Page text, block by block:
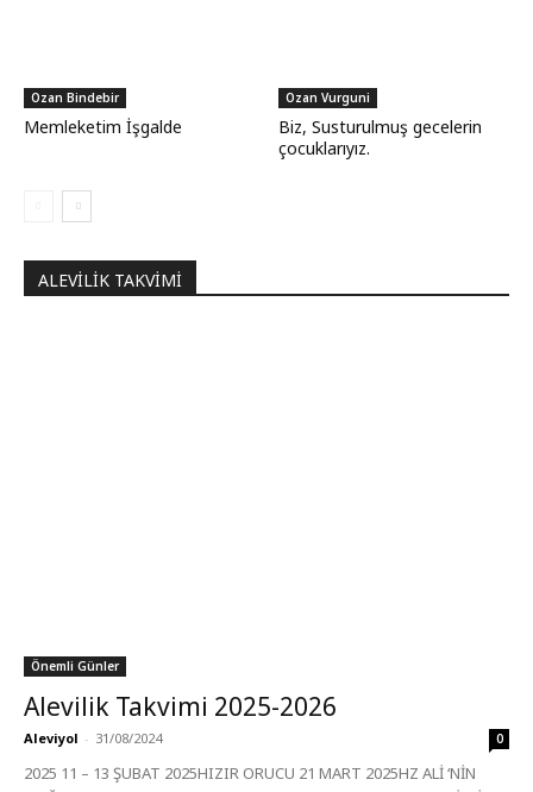
Ozan Bindebir
Memleketim İşgalde
Ozan Vurguni
Biz, Susturulmuş gecelerin
çocuklarıyız.
ALEVILIK TAKVIMI
Önemli Günler
Alevilik Takvimi 2025-2026
Aleviyol - 31/08/2024 0
2025 11 – 13 ŞUBAT 2025HIZIR ORUCU 21 MART 2025HZ ALİ ‘NİN